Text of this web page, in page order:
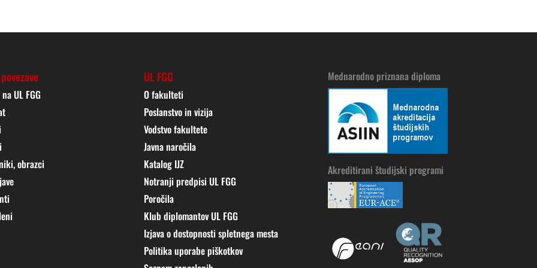
UL FGG
obrazci
UL FGG
O fakulteti
Poslanstvo in vizija
Vodstvo fakultete
Javna naročila
Katalog IJZ
Notranji predpisi UL FGG
Poročila
Klub diplomantov UL FGG
Izjava o dostopnosti spletnega mesta
Politika uporabe piškotkov
Mednarodno priznana diploma
Akreditirani študijski programi